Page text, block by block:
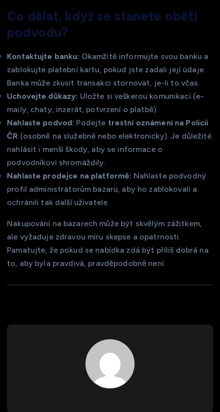
Co dělat, když se stanete obětí
podvodu?
Kontaktujte banku: Okamžitě informujte svou banku a
zablokujte platební kartu, pokud jste zadali její údaje.
Banka může zkusit transakci stornovat, je-li to včas.
Uchovejte důkazy: Uložte si veškerou komunikaci (e-
maily, chaty, inzerát, potvrzení o platbě).
Nahlaste podvod: Podejte trestní oznámení na Policii
ČR (osobně na služebně nebo elektronicky). Je důležité
nahlásit i menší škody, aby se informace o
podvodníkovi shromáždily.
Nahlaste prodejce na platformě: Nahlaste podvodný
profil administrátorům bazaru, aby ho zablokovali a
ochránili tak další uživatele.
Nakupování na bazarech může být skvělým zážitkem,
ale vyžaduje zdravou míru skepse a opatrnosti.
Pamatujte, že pokud se nabídka zdá být příliš dobrá na
to, aby byla pravdivá, pravděpodobně není.